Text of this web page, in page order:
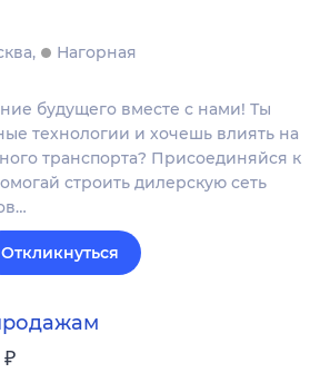
Нагорная
будущего вместе с нами! Ты
технологии и хочешь влиять на
транспорта? Присоединяйся к
строить дилерскую сеть
Откликнуться
₽